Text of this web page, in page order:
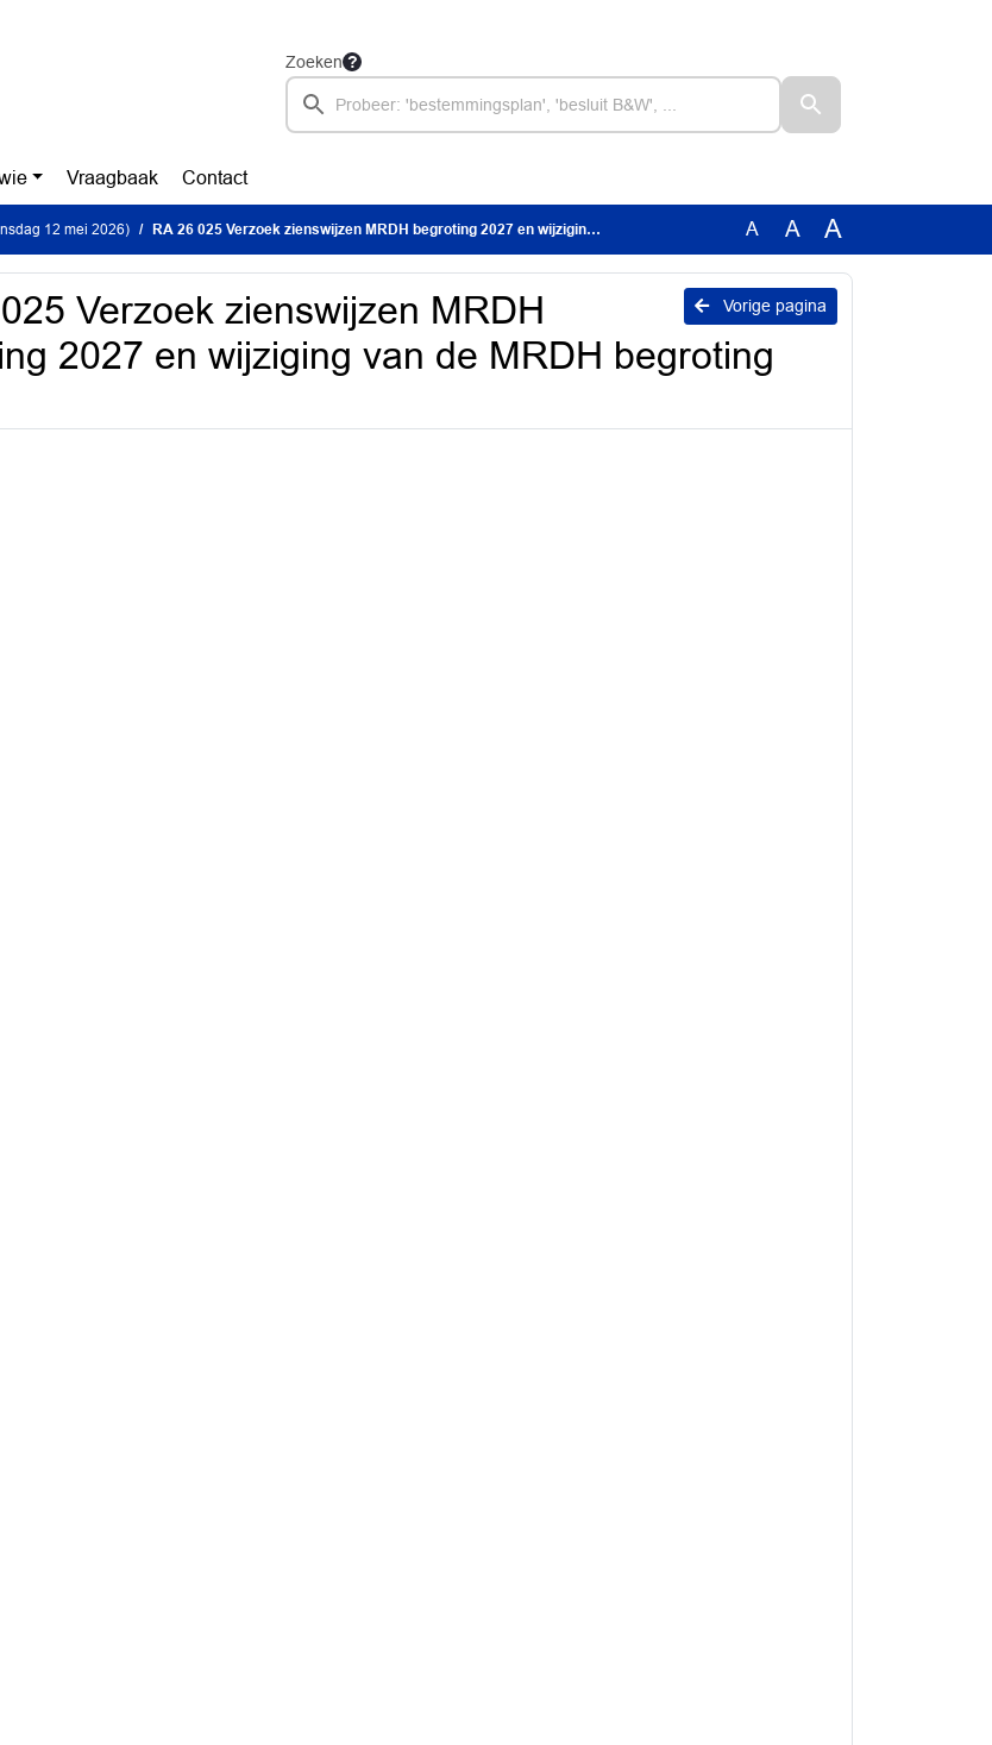
Zoeken
Vraagbaak Contact
12 mei 2026) RA 26 025 Verzoek zienswijzen MRDH begroting 2027 en wijziging van de MRDH begroting 2026 A A A
Vorige pagina
Verzoek zienswijzen MRDH
2027 en wijziging van de MRDH begroting